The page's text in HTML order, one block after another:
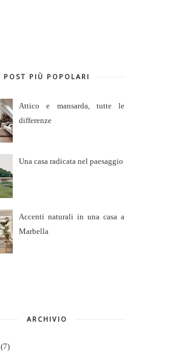
POST PIÙ POPOLARI
Attico e mansarda, tutte le
differenze
Una casa radicata nel paesaggio
Accenti naturali in una casa a
Marbella
ARCHIVIO
(7)